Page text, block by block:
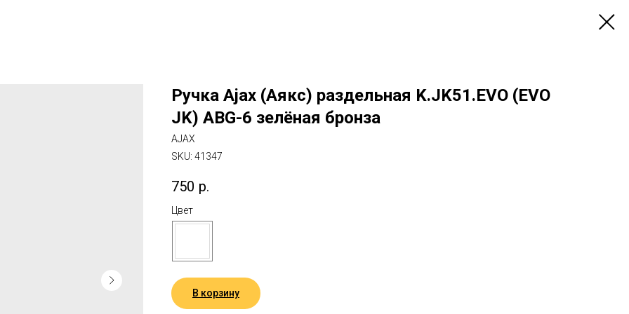
Ручка Ajax (Аякс) раздельная K.JK51.EVO (EVO
JK) ABG-6 зелёная бронза
AJAX
SKU: 41347
750 р.
Цвет
В корзину